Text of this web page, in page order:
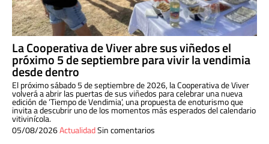
La Cooperativa de Viver abre sus viñedos el
próximo 5 de septiembre para vivir la vendimia
desde dentro
El próximo sábado 5 de septiembre de 2026, la Cooperativa de Viver
volverá a abrir las puertas de sus viñedos para celebrar una nueva
edición de ‘Tiempo de Vendimia’, una propuesta de enoturismo que
invita a descubrir uno de los momentos más esperados del calendario
vitivinícola.
05/08/2026ActualidadSin comentarios